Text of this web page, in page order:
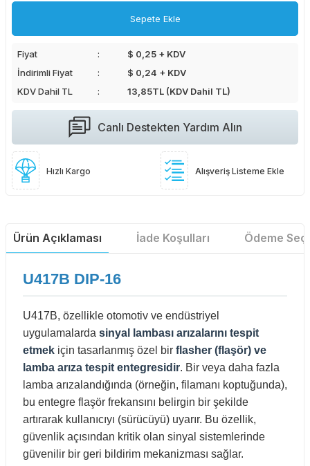
Sepete Ekle
Fiyat
$ 0,25 + KDV
İndirimli Fiyat
$ 0,24 + KDV
KDV Dahil TL
13,85TL (KDV Dahil TL)
Canlı Destekten Yardım Alın
Hızlı Kargo Alışveriş Listeme Ekle
Ürün Açıklaması İade Koşulları Ödeme
U417B DIP-16
U417B, özellikle otomotiv ve endüstriyel
uygulamalarda sinyal lambası arızalarını tespit
etmek için tasarlanmış özel bir flasher (flaşör) ve
lamba arıza tespit entegresidir. Bir veya daha fazla
lamba arızalandığında (örneğin, filamanı koptuğunda),
bu entegre flaşör frekansını belirgin bir şekilde
artırarak kullanıcıyı (sürücüyü) uyarır. Bu özellik,
güvenlik açısından kritik olan sinyal sistemlerinde
güvenilir bir geri bildirim mekanizması sağlar.